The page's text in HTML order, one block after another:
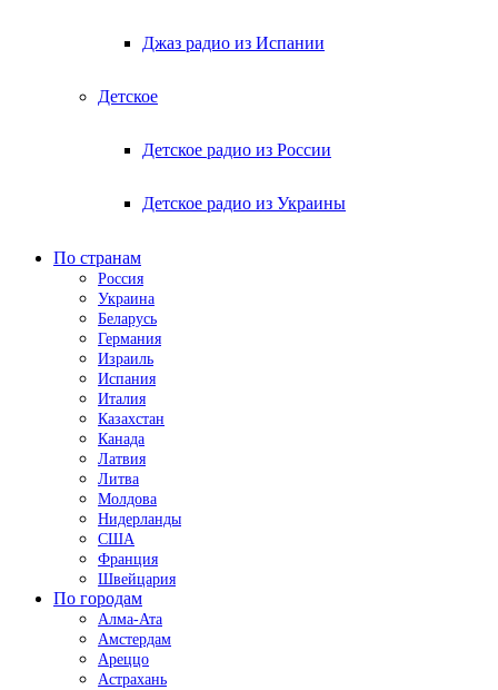
Джаз радио из Испании
Детское
Детское радио из России
Детское радио из Украины
По странам
Россия
Украина
Беларусь
Германия
Израиль
Испания
Италия
Казахстан
Канада
Латвия
Литва
Молдова
Нидерланды
США
Франция
Швейцария
По городам
Алма-Ата
Амстердам
Ареццо
Астрахань